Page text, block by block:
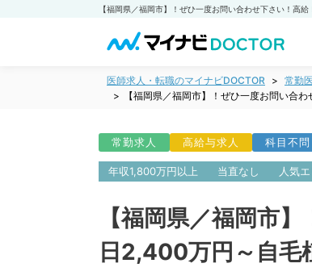
医師求人・転職のマイナビDOCTOR 常勤
【福岡県／福岡市】！ぜひ一度お問い合
常勤求人 高給与求人 科目不問
年収1,800万円以上 当直なし 人気
【福岡県／福岡市
日2,400万円～自毛